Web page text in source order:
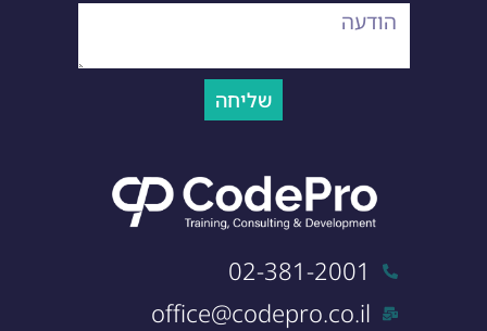
שליחה
02-381-2001
office@codepro.co.il